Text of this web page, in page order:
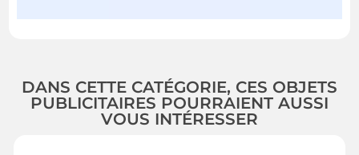
DANS CETTE CATÉGORIE, CES OBJETS
PUBLICITAIRES POURRAIENT AUSSI
VOUS INTÉRESSER